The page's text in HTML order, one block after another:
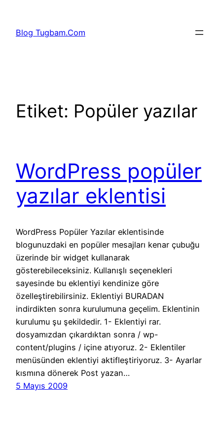
Blog Tugbam.Com
Etiket: Popüler yazılar
WordPress popüler
yazılar eklentisi
WordPress Popüler Yazılar eklentisinde
blogunuzdaki en popüler mesajları kenar çubuğu
üzerinde bir widget kullanarak
gösterebileceksiniz. Kullanışlı seçenekleri
sayesinde bu eklentiyi kendinize göre
özelleştirebilirsiniz. Eklentiyi BURADAN
indirdikten sonra kurulumuna geçelim. Eklentinin
kurulumu şu şekildedir. 1- Eklentiyi rar.
dosyamızdan çıkardıktan sonra / wp-
content/plugins / içine atıyoruz. 2- Eklentiler
menüsünden eklentiyi aktifleştiriyoruz. 3- Ayarlar
kısmına dönerek Post yazan…
5 Mayıs 2009